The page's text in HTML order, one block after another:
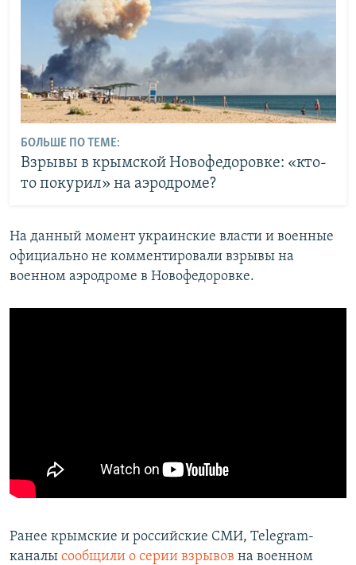
БОЛЬШЕ ПО ТЕМЕ:
Взрывы в крымской Новофедоровке: «кто-
то покурил» на аэродроме?
На данный момент украинские власти и военные
официально не комментировали взрывы на
военном аэродроме в Новофедоровке.
Ранее крымские и российские СМИ, Telegram-
каналы сообщили о серии взрывов на военном